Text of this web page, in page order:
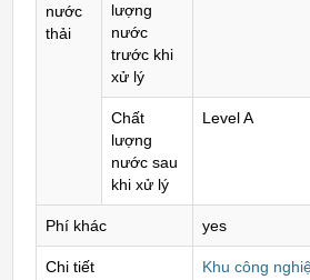
nước
thải
lượng
nước
trước khi
xử lý
Chất
lượng
nước sau
khi xử lý
Level A
Phí khác yes
Chi tiết Khu công